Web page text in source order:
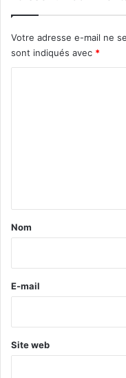
Votre adresse e-mail ne
sont indiqués avec *
a
e
Nom
E-mail
Site web